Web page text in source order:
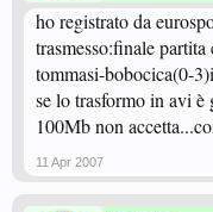
ho registrato da
trasmesso:finale
tommasi-bobocica(0-
se lo trasformo in avi
100Mb non
11 Apr 2007